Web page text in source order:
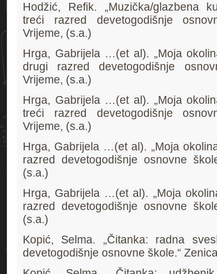
Hodžić, Refik. „Muzička/glazbena
treći razred devetogodišnje
Vrijeme, (s.a.)
Hrga, Gabrijela …(et al). „Moja
drugi razred devetogodišnje
Vrijeme, (s.a.)
Hrga, Gabrijela …(et al). „Moja
treći razred devetogodišnje
Vrijeme, (s.a.)
Hrga, Gabrijela …(et al). „Moja
razred devetogodišnje osnovne
(s.a.)
Hrga, Gabrijela …(et al). „Moja
razred devetogodišnje osnovne
(s.a.)
Kopić, Selma. „Čitanka: radna
devetogodišnje osnovne škole.“